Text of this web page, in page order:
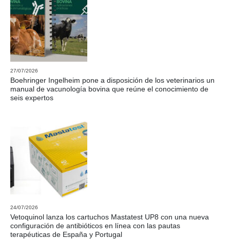
27/07/2026
Boehringer Ingelheim pone a disposición de los veterinarios un
manual de vacunología bovina que reúne el conocimiento de
seis expertos
24/07/2026
Vetoquinol lanza los cartuchos Mastatest UP8 con una nueva
configuración de antibióticos en línea con las pautas
terapéuticas de España y Portugal